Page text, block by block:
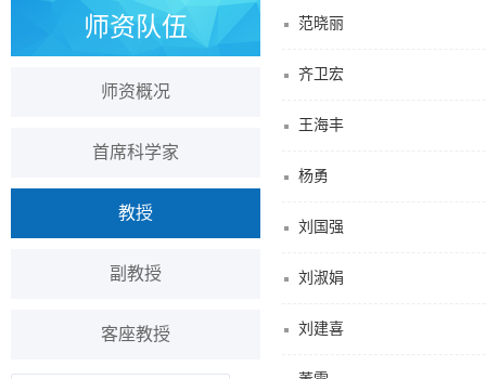
师资队伍
师资概况
首席科学家
教授
副教授
客座教授
范晓丽
齐卫宏
王海丰
杨勇
刘国强
刘淑娟
刘建喜